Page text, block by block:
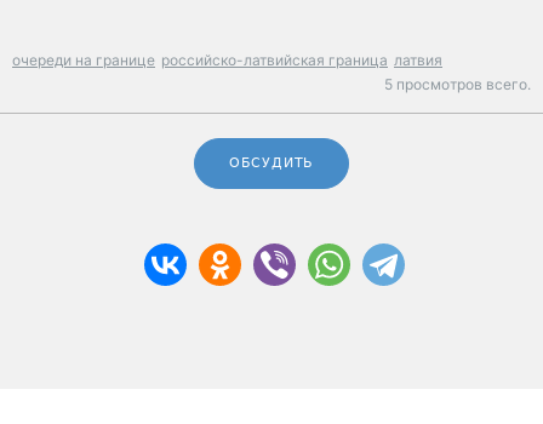
очереди на границе российско-латвийская граница латвия
5 просмотров всего.
ОБСУДИТЬ